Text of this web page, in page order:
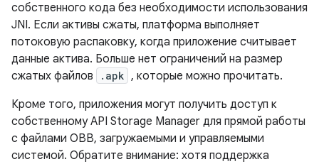
собственного кода без необходимости использования
JNI. Если активы сжаты, платформа выполняет
потоковую распаковку, когда приложение считывает
данные актива. Больше нет ограничений на размер
сжатых файлов
.apk , которые можно прочитать.
Кроме того, приложения могут получить доступ к
собственному API Storage Manager для прямой работы
с файлами OBB, загружаемыми и управляемыми
системой. Обратите внимание: хотя поддержка